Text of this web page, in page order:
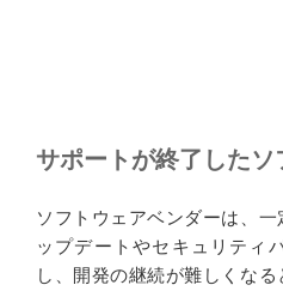
https://msrc.microsoft.com/
2025-49724
2025-47987
https://msrc.microsoft.com/
サポートが終了したソ
ソフトウェアベンダーは、
ップデートやセキュリティ
し、開発の継続が難しくな